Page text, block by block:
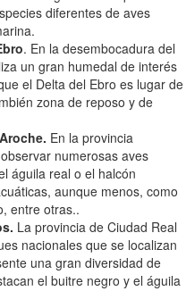
diferentes de aves
. En la desembocadura del
un gran humedal de interés
el Delta del Ebro es lugar de
zona de reposo y de
En la provincia
numerosas aves
águila real o el halcón
aunque menos, como
entre otras..
La provincia de Ciudad Real
nacionales que se localizan
una gran diversidad de
el buitre negro y el águila